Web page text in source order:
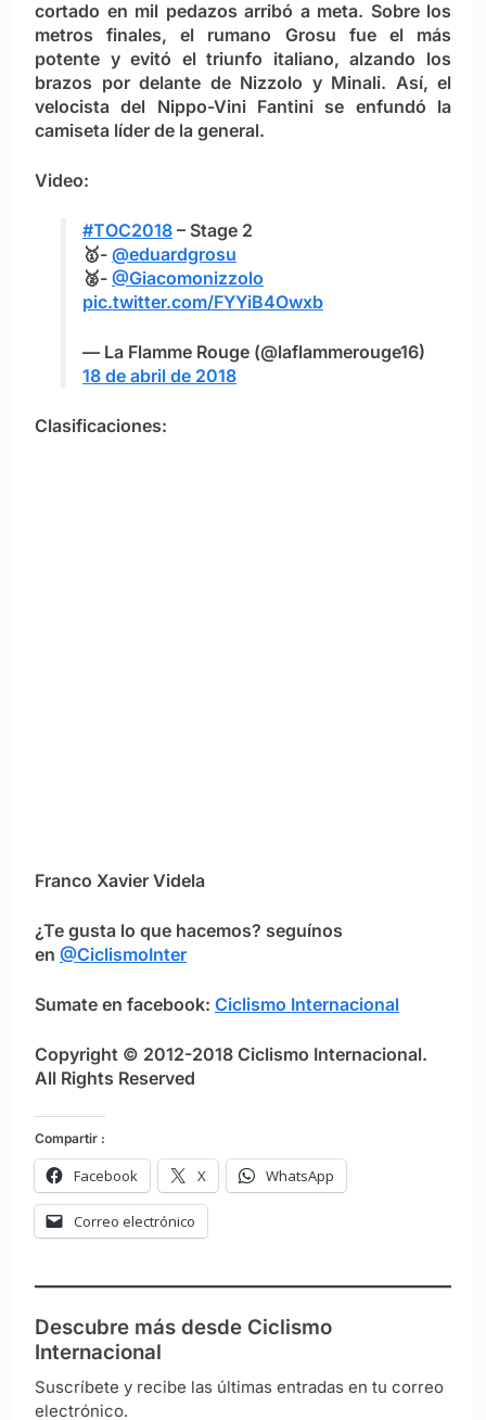
cortado en mil pedazos arribó a meta. Sobre los
metros finales, el rumano Grosu fue el más
potente y evitó el triunfo italiano, alzando los
brazos por delante de Nizzolo y Minali. Así, el
velocista del Nippo-Vini Fantini se enfundó la
camiseta líder de la general.
Video:
#TOC2018 – Stage 2
🥇- @eduardgrosu
🥈- @Giacomonizzolo
pic.twitter.com/FYYiB4Owxb
— La Flamme Rouge (@laflammerouge16)
18 de abril de 2018
Clasificaciones:
Franco Xavier Videla
¿Te gusta lo que hacemos? seguínos
en @CiclismoInter
Sumate en facebook: Ciclismo Internacional
Copyright © 2012-2018 Ciclismo Internacional.
All Rights Reserved
Compartir :
Facebook X WhatsApp
Correo electrónico
Descubre más desde Ciclismo
Internacional
Suscríbete y recibe las últimas entradas en tu correo
electrónico.